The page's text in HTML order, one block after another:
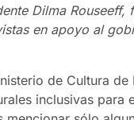
Dilma
en apoyo al
de Cultura
inclusivas para